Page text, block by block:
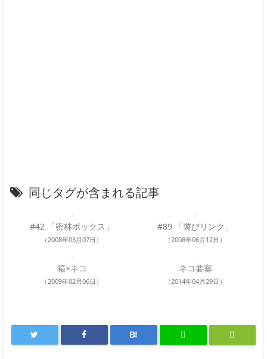
同じタグが含まれる記事
#42 「密林ボックス」
（2008年03月07日）
#89 「遊びリンク」
（2008年06月12日）
箱×ネコ
（2009年02月06日）
ネコ要塞
（2014年04月29日）
B!